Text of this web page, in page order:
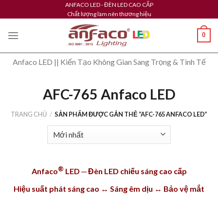
to
content
ANFACO LED - ĐÈN LED CAO CẤP
Chất lượng làm nên thương hiệu
0
Anfaco LED || Kiến Tạo Không Gian Sang Trọng & Tinh Tế
AFC-765 Anfaco LED
TRANG CHỦ / SẢN PHẨM ĐƯỢC GẮN THẺ “AFC-765 ANFACO LED”
Anfaco® LED ─ Đèn LED chiếu sáng cao cấp
Hiệu suất phát sáng cao ↔ Sáng êm dịu ↔ Bảo vệ mắt